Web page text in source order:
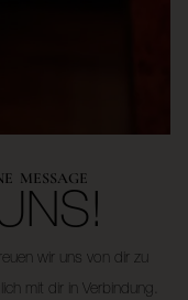
MESSAGE
wir uns von dir zu
mit dir in Verbindung.